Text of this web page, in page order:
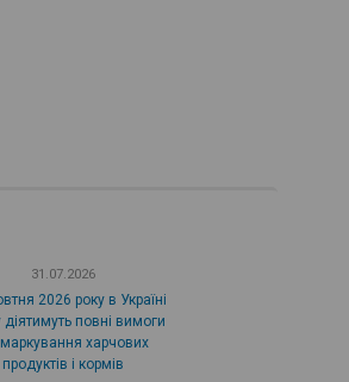
31.07.2026
2026 року в Україні
діятимуть повні вимоги
харчових
продуктів і кормів